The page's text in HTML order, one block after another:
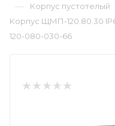
— Корпус пустотелый
Корпус ЩМП-120.80.30
120-080-030-66